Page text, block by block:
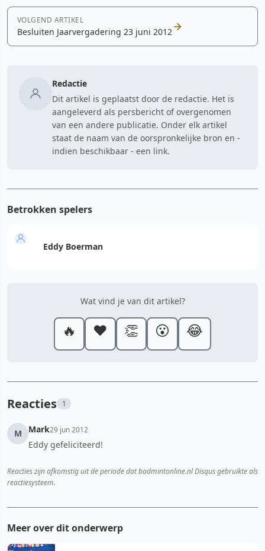
VOLGEND ARTIKEL
Besluiten Jaarvergadering 23 juni 2012
Redactie
Dit artikel is geplaatst door de redactie. Het is
aangeleverd als persbericht of overgenomen
van een andere publicatie. Onder elk artikel
staat de naam van de oorspronkelijke bron en -
indien beschikbaar - een link.
Betrokken spelers
Eddy Boerman
Wat vind je van dit artikel?
🔥 ❤️ 👏 😮 😂
Reacties 1
M Mark29 jun 2012
Eddy gefeliciteerd!
Reacties zijn afkomstig uit de periode dat badmintonline.nl Disqus gebruikte als
reactiesysteem.
Meer over dit onderwerp